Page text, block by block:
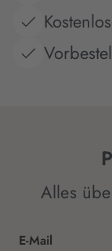
Alles
E-Mail